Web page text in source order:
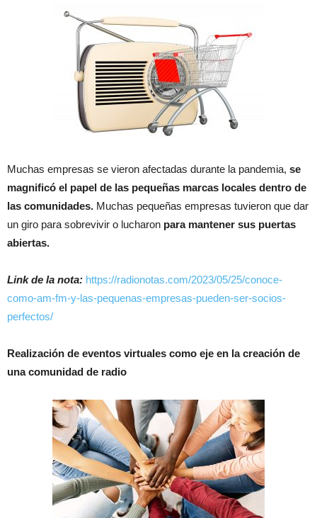
Muchas empresas se vieron afectadas durante la pandemia, se
magnificó el papel de las pequeñas marcas locales dentro de
las comunidades. Muchas pequeñas empresas tuvieron que dar
un giro para sobrevivir o lucharon para mantener sus puertas
abiertas.
Link de la nota: https://radionotas.com/2023/05/25/conoce-
como-am-fm-y-las-pequenas-empresas-pueden-ser-socios-
perfectos/
Realización de eventos virtuales como eje en la creación de
una comunidad de radio